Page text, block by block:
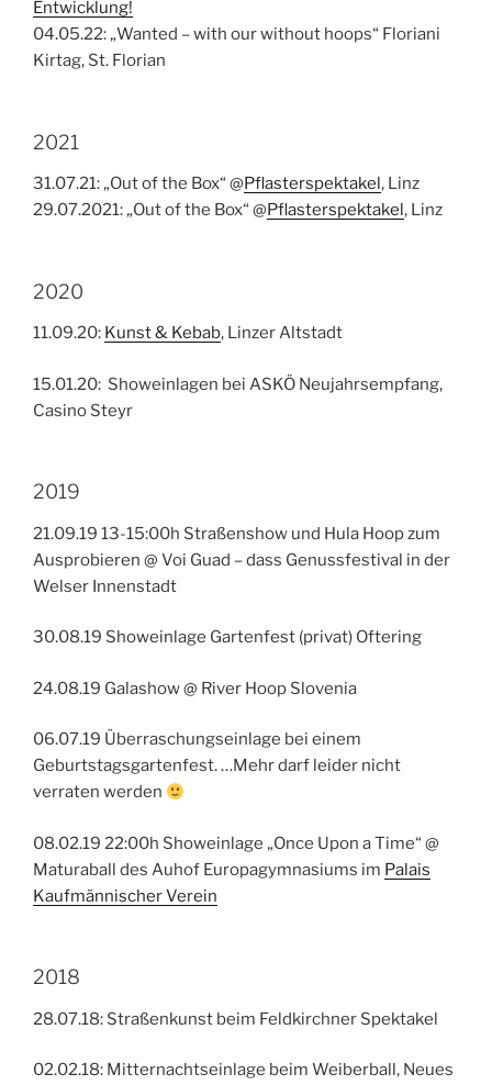
Entwicklung!
04.05.22: „Wanted – with our without hoops“ Floriani
Kirtag, St. Florian
2021
31.07.21: „Out of the Box“ @Pflasterspektakel, Linz
29.07.2021: „Out of the Box“ @Pflasterspektakel, Linz
2020
11.09.20: Kunst & Kebab, Linzer Altstadt
15.01.20: Showeinlagen bei ASKÖ Neujahrsempfang,
Casino Steyr
2019
21.09.19 13-15:00h Straßenshow und Hula Hoop zum
Ausprobieren @ Voi Guad – dass Genussfestival in der
Welser Innenstadt
30.08.19 Showeinlage Gartenfest (privat) Oftering
24.08.19 Galashow @ River Hoop Slovenia
06.07.19 Überraschungseinlage bei einem
Geburtstagsgartenfest. …Mehr darf leider nicht
verraten werden
08.02.19 22:00h Showeinlage „Once Upon a Time“ @
Maturaball des Auhof Europagymnasiums im Palais
Kaufmännischer Verein
2018
28.07.18: Straßenkunst beim Feldkirchner Spektakel
02.02.18: Mitternachtseinlage beim Weiberball, Neues